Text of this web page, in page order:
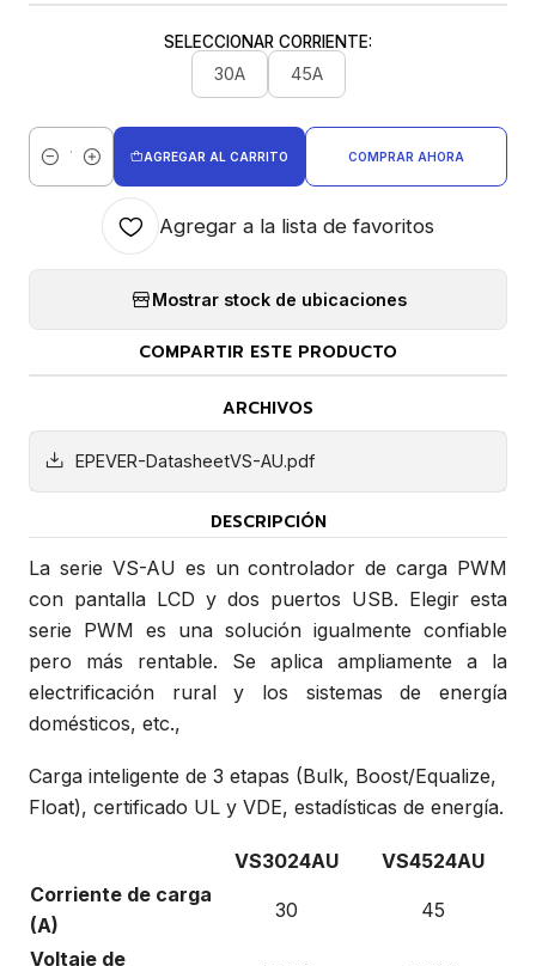
SELECCIONAR CORRIENTE:
30A 45A
Cantidad
AGREGAR AL CARRITO COMPRAR AHORA
Agregar a la lista de favoritos
Mostrar stock de ubicaciones
COMPARTIR ESTE PRODUCTO
ARCHIVOS
EPEVER-DatasheetVS-AU.pdf
DESCRIPCIÓN
La serie VS-AU es un controlador de carga PWM
con pantalla LCD y dos puertos USB. Elegir esta
serie PWM es una solución igualmente confiable
pero más rentable. Se aplica ampliamente a la
electrificación rural y los sistemas de energía
domésticos, etc.,
Carga inteligente de 3 etapas (Bulk, Boost/Equalize,
Float), certificado UL y VDE, estadísticas de energía.
VS3024AU
VS4524AU
Corriente de carga
(A)
30 45
Voltaje de